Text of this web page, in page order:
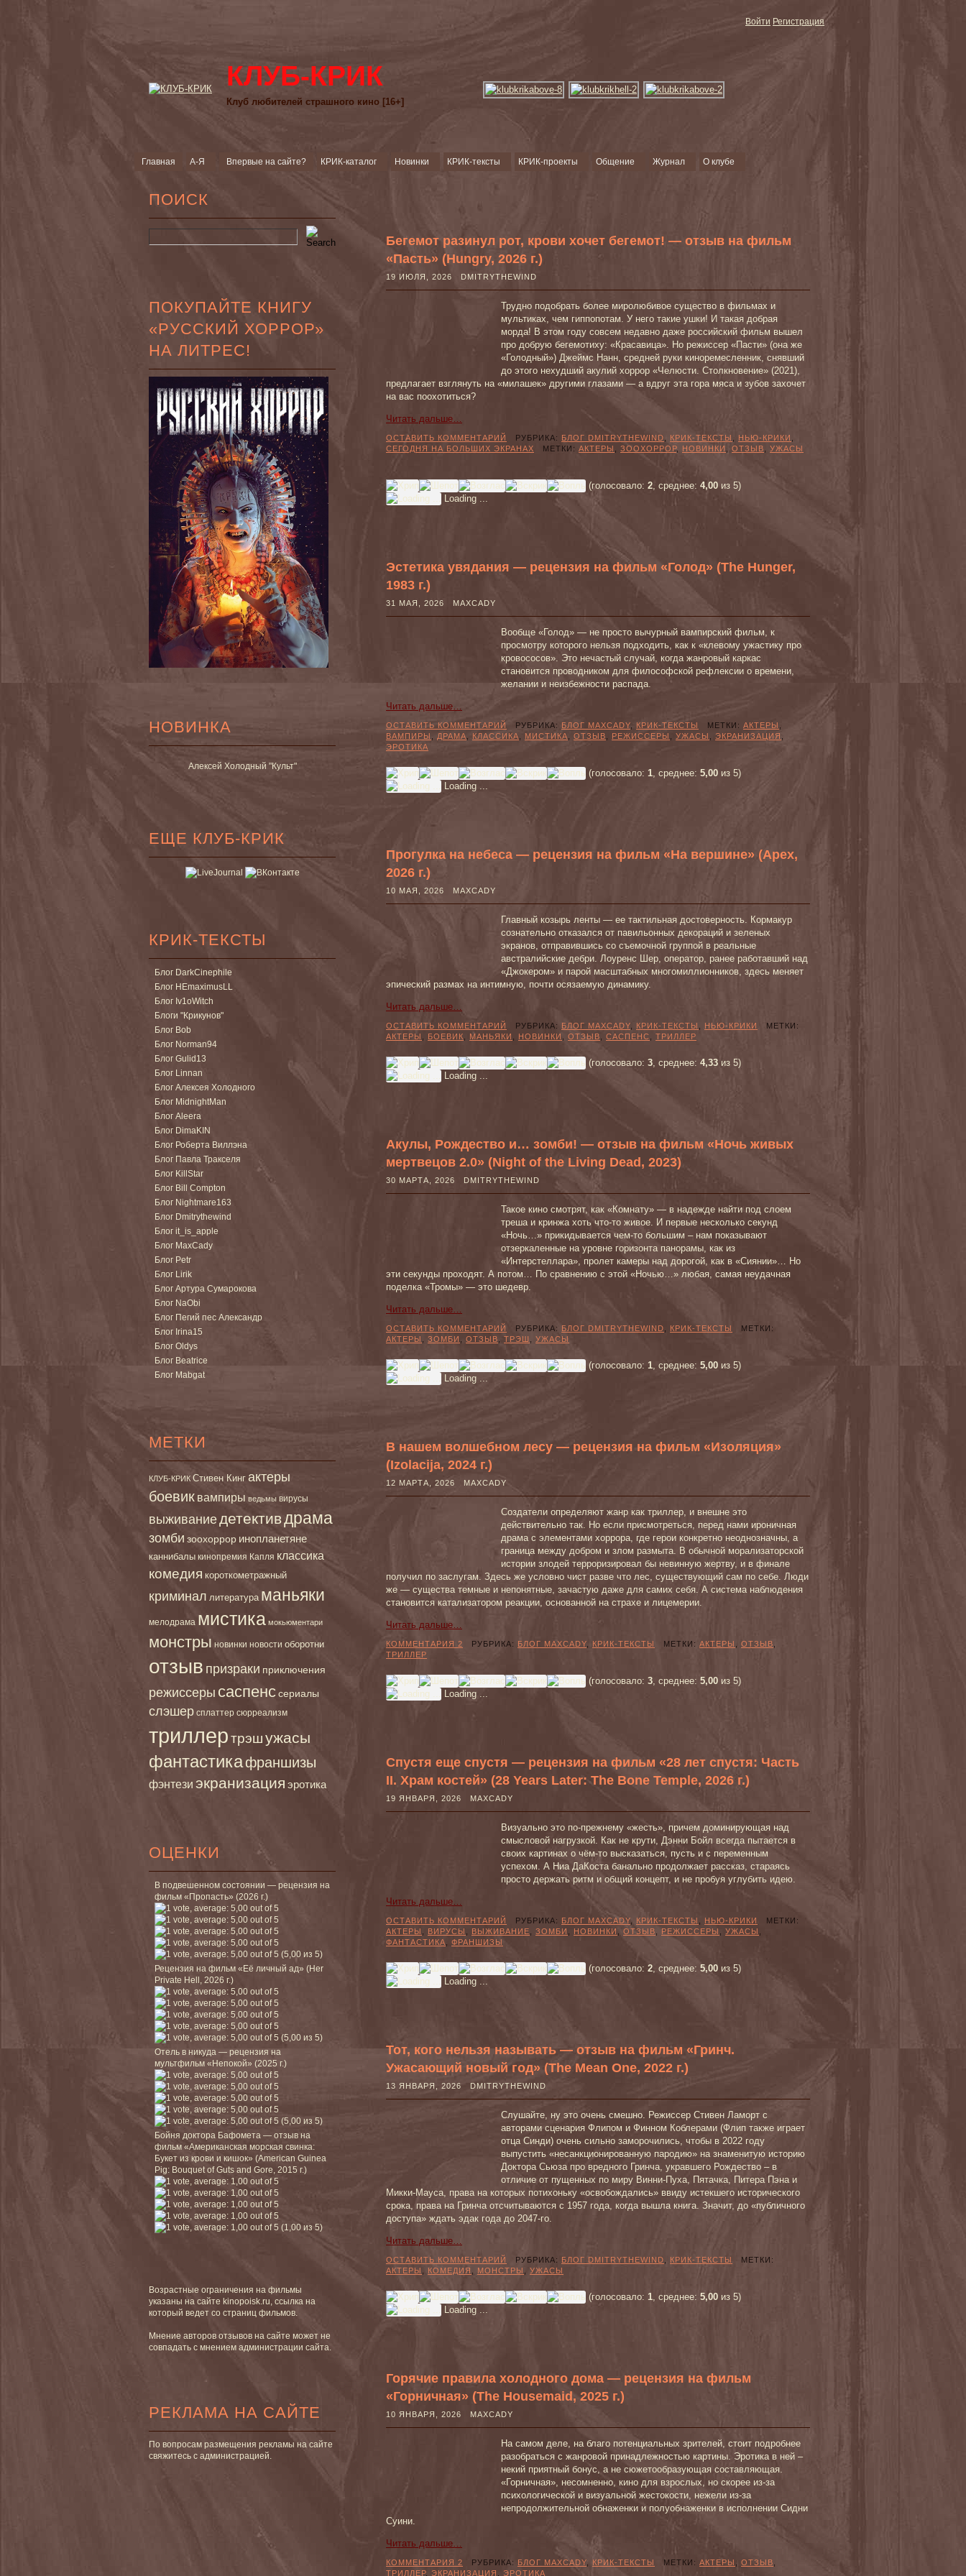
Войти Регистрация
КЛУБ-КРИК
Клуб любителей страшного кино [16+]
Главная А-Я Впервые на сайте? КРИК-каталог Новинки КРИК-тексты КРИК-проекты Общение Журнал О клубе
ПОИСК
ПОКУПАЙТЕ КНИГУ
«РУССКИЙ ХОРРОР»
НА ЛИТРЕС!
НОВИНКА
Алексей Холодный "Культ"
ЕЩЕ КЛУБ-КРИК
КРИК-ТЕКСТЫ
Блог DarkCinephile
Блог HEmaximusLL
Блог Iv1oWitch
Блоги "Крикунов"
Блог Bob
Блог Norman94
Блог Gulid13
Блог Linnan
Блог Алексея Холодного
Блог MidnightMan
Блог Aleera
Блог DimaKIN
Блог Роберта Виллэна
Блог Павла Тракселя
Блог KillStar
Блог Bill Compton
Блог Nightmare163
Блог Dmitrythewind
Блог it_is_apple
Блог MaxCady
Блог Petr
Блог Lirik
Блог Артура Сумарокова
Блог NaObi
Блог Пегий пес Александр
Блог Irina15
Блог Oldys
Блог Beatrice
Блог Mabgat
МЕТКИ
КЛУБ-КРИК Стивен Кинг актеры
боевик вампиры ведьмы вирусы
выживаниедетективдрама
зомби зоохоррор инопланетяне
каннибалы кинопремия Капля классика
комедия короткометражный
криминал литература маньяки
мелодрама мистика мокьюментари
монстры новинки новости оборотни
отзыв призраки приключения
режиссеры саспенссериалы
слэшер сплаттер сюрреализм
триллертрэшужасы
фантастикафраншизы
фэнтези экранизация эротика
ОЦЕНКИ
В подвешенном состоянии — рецензия на
фильм «Пропасть» (2026 г.)
(5,00 из 5)
Рецензия на фильм «Её личный ад» (Her
Private Hell, 2026 г.)
(5,00 из 5)
Отель в никуда — рецензия на
мультфильм «Непокой» (2025 г.)
(5,00 из 5)
Бойня доктора Бафомета — отзыв на
фильм «Американская морская свинка:
Букет из крови и кишок» (American Guinea
Pig: Bouquet of Guts and Gore, 2015 г.)
(1,00 из 5)
Возрастные ограничения на фильмы
указаны на сайте kinopoisk.ru, ссылка на
который ведет со страниц фильмов.
Мнение авторов отзывов на сайте может не
совпадать с мнением администрации сайта.
РЕКЛАМА НА САЙТЕ
По вопросам размещения рекламы на сайте
свяжитесь с администрацией.
Бегемот разинул рот, крови хочет бегемот! — отзыв на фильм
«Пасть» (Hungry, 2026 г.)
19 ИЮЛЯ, 2026 DMITRYTHEWIND
Трудно подобрать более миролюбивое существо в фильмах и
мультиках, чем гиппопотам. У него такие ушки! И такая добрая
морда! В этом году совсем недавно даже российский фильм вышел
про добрую бегемотиху: «Красавица». Но режиссер «Пасти» (она же
«Голодный») Джеймс Нанн, средней руки киноремесленник, снявший
до этого нехудший акулий хоррор «Челюсти. Столкновение» (2021),
предлагает взглянуть на «милашек» другими глазами — а вдруг эта гора мяса и зубов захочет
на вас поохотиться?
Читать дальше…
ОСТАВИТЬ КОММЕНТАРИЙ РУБРИКА: БЛОГ DMITRYTHEWIND КРИК-ТЕКСТЫ НЬЮ-КРИКИ
СЕГОДНЯ НА БОЛЬШИХ ЭКРАНАХ МЕТКИ: АКТЕРЫ ЗООХОРРОР, НОВИНКИ ОТЗЫВ УЖАСЫ
(голосовало: 2, среднее: 4,00 из 5)
Loading ...
Эстетика увядания — рецензия на фильм «Голод» (The Hunger,
1983 г.)
31 МАЯ, 2026 MAXCADY
Вообще «Голод» — не просто вычурный вампирский фильм, к
просмотру которого нельзя подходить, как к «клевому ужастику про
кровососов». Это нечастый случай, когда жанровый каркас
становится проводником для философской рефлексии о времени,
желании и неизбежности распада.
Читать дальше…
ОСТАВИТЬ КОММЕНТАРИЙ РУБРИКА: БЛОГ MAXCADY КРИК-ТЕКСТЫ МЕТКИ: АКТЕРЫ
ВАМПИРЫ
ДРАМА КЛАССИКА МИСТИКА ОТЗЫВ РЕЖИССЕРЫ УЖАСЫ ЭКРАНИЗАЦИЯ
ЭРОТИКА
(голосовало: 1, среднее: 5,00 из 5)
Loading ...
Прогулка на небеса — рецензия на фильм «На вершине» (Apex,
2026 г.)
10 МАЯ, 2026 MAXCADY
Главный козырь ленты — ее тактильная достоверность. Кормакур
сознательно отказался от павильонных декораций и зеленых
экранов, отправившись со съемочной группой в реальные
австралийские дебри. Лоуренс Шер, оператор, ранее работавший над
«Джокером» и парой масштабных многомиллионников, здесь меняет
эпический размах на интимную, почти осязаемую динамику.
Читать дальше…
ОСТАВИТЬ КОММЕНТАРИЙ РУБРИКА: БЛОГ MAXCADY КРИК-ТЕКСТЫ НЬЮ-КРИКИ
МЕТКИ:
АКТЕРЫ
БОЕВИК МАНЬЯКИ НОВИНКИ ОТЗЫВ САСПЕНС ТРИЛЛЕР
(голосовало: 3, среднее: 4,33 из 5)
Loading ...
Акулы, Рождество и… зомби! — отзыв на фильм «Ночь живых
мертвецов 2.0» (Night of the Living Dead, 2023)
30 МАРТА, 2026 DMITRYTHEWIND
Такое кино смотрят, как «Комнату» — в надежде найти под слоем
треша и кринжа хоть что-то живое. И первые несколько секунд
«Ночь…» прикидывается чем-то большим – нам показывают
отзеркаленные на уровне горизонта панорамы, как из
«Интерстеллара», пролет камеры над дорогой, как в «Сиянии»… Но
эти секунды проходят. А потом… По сравнению с этой «Ночью…» любая, самая неудачная
поделка «Тромы» — это шедевр.
Читать дальше…
ОСТАВИТЬ КОММЕНТАРИЙ РУБРИКА: БЛОГ DMITRYTHEWIND КРИК-ТЕКСТЫ
МЕТКИ:
АКТЕРЫ
ЗОМБИ ОТЗЫВ ТРЭШ УЖАСЫ
(голосовало: 1, среднее: 5,00 из 5)
Loading ...
В нашем волшебном лесу — рецензия на фильм «Изоляция»
(Izolacija, 2024 г.)
12 МАРТА, 2026 MAXCADY
Создатели определяют жанр как триллер, и внешне это
действительно так. Но если присмотреться, перед нами ироничная
драма с элементами хоррора, где герои конкретно неоднозначны, а
граница между добром и злом размыта. В обычной морализаторской
истории злодей терроризировал бы невинную жертву, и в финале
получил по заслугам. Здесь же условно чист разве что лес, существующий сам по себе. Люди
же — существа темные и непонятные, зачастую даже для самих себя. А система наблюдения
становится катализатором реакции, основанной на страхе и лицемерии.
Читать дальше…
КОММЕНТАРИЯ 2 РУБРИКА: БЛОГ MAXCADY КРИК-ТЕКСТЫ МЕТКИ: АКТЕРЫ ОТЗЫВ
ТРИЛЛЕР
(голосовало: 3, среднее: 5,00 из 5)
Loading ...
Спустя еще спустя — рецензия на фильм «28 лет спустя: Часть
II. Храм костей» (28 Years Later: The Bone Temple, 2026 г.)
19 ЯНВАРЯ, 2026 MAXCADY
Визуально это по-прежнему «жесть», причем доминирующая над
смысловой нагрузкой. Как не крути, Дэнни Бойл всегда пытается в
своих картинах о чём-то высказаться, пусть и с переменным
успехом. А Ниа ДаКоста банально продолжает рассказ, стараясь
просто держать ритм и общий концепт, и не пробуя углубить идею.
Читать дальше…
ОСТАВИТЬ КОММЕНТАРИЙ РУБРИКА: БЛОГ MAXCADY КРИК-ТЕКСТЫ НЬЮ-КРИКИ
МЕТКИ:
АКТЕРЫ
ВИРУСЫ ВЫЖИВАНИЕ ЗОМБИ НОВИНКИ ОТЗЫВ РЕЖИССЕРЫ УЖАСЫ
ФАНТАСТИКА
ФРАНШИЗЫ
(голосовало: 2, среднее: 5,00 из 5)
Loading ...
Тот, кого нельзя называть — отзыв на фильм «Гринч.
Ужасающий новый год» (The Mean One, 2022 г.)
13 ЯНВАРЯ, 2026 DMITRYTHEWIND
Слушайте, ну это очень смешно. Режиссер Стивен Ламорт с
авторами сценария Флипом и Финном Коблерами (Флип также играет
отца Синди) очень сильно заморочились, чтобы в 2022 году
выпустить «несанкционированную пародию» на знаменитую историю
Доктора Сьюза про вредного Гринча, укравшего Рождество – в
отличие от пущенных по миру Винни-Пуха, Пятачка, Питера Пэна и
Микки-Мауса, права на которых потихоньку «освобождались» ввиду истекшего исторического
срока, права на Гринча отсчитываются с 1957 года, когда вышла книга. Значит, до «публичного
доступа» ждать эдак года до 2047-го.
Читать дальше…
ОСТАВИТЬ КОММЕНТАРИЙ РУБРИКА: БЛОГ DMITRYTHEWIND КРИК-ТЕКСТЫ
МЕТКИ:
АКТЕРЫ
КОМЕДИЯ МОНСТРЫ УЖАСЫ
(голосовало: 1, среднее: 5,00 из 5)
Loading ...
Горячие правила холодного дома — рецензия на фильм
«Горничная» (The Housemaid, 2025 г.)
10 ЯНВАРЯ, 2026 MAXCADY
На самом деле, на благо потенциальных зрителей, стоит подробнее
разобраться с жанровой принадлежностью картины. Эротика в ней –
некий приятный бонус, а не сюжетообразующая составляющая.
«Горничная», несомненно, кино для взрослых, но скорее из-за
психологической и визуальной жестокости, нежели из-за
непродолжительной обнаженки и полуобнаженки в исполнении Сидни
Суини.
Читать дальше…
КОММЕНТАРИЯ 2 РУБРИКА: БЛОГ MAXCADY КРИК-ТЕКСТЫ МЕТКИ: АКТЕРЫ ОТЗЫВ
ТРИЛЛЕР, ЭКРАНИЗАЦИЯ ЭРОТИКА